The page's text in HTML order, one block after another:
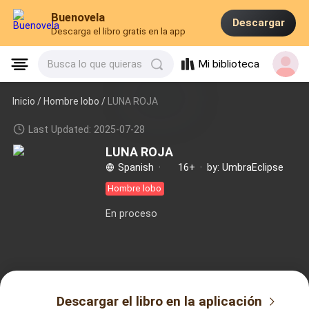
Buenovela
Descarga el libro gratis en la app
Descargar
Busca lo que quieras Mi biblioteca
Inicio /Hombre lobo / LUNA ROJA
Last Updated: 2025-07-28
LUNA ROJA
Spanish · 16+ · by: UmbraEclipse
Hombre lobo
En proceso
Descargar el libro en la aplicación